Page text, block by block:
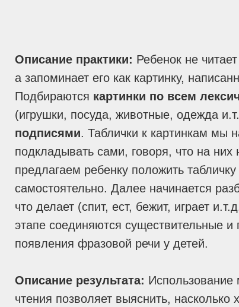
Описание практики: Ребенок не
а запоминает его как картинку,
Подбираются картинки по всем
(игрушки, посуда, животные, одежда
подписями. Таблички к картинкам мы
подкладывать сами, говоря, что на них
предлагаем ребенку положить табличку
самостоятельно. Далее начинается
что делает (спит, ест, бежит, играет
этапе соединяются существительные и
появления фразовой речи у детей.
Описание результата: Использование
чтения позволяет выяснить, насколько